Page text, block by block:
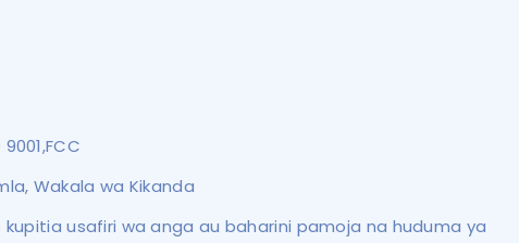
9001,FCC
Wakala wa Kikanda
kupitia usafiri wa anga au baharini pamoja na huduma ya